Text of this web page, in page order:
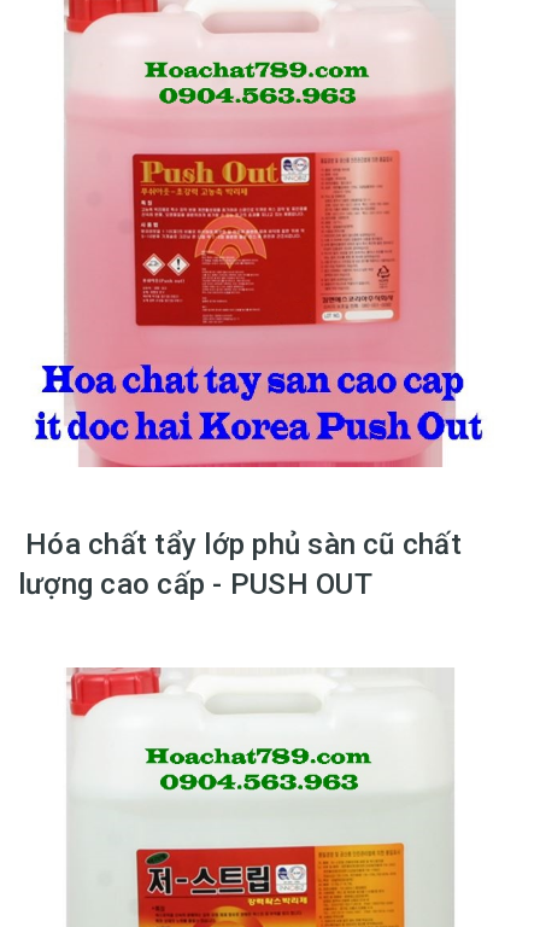
Hóa chất tẩy lớp phủ sàn cũ chất
lượng cao cấp - PUSH OUT